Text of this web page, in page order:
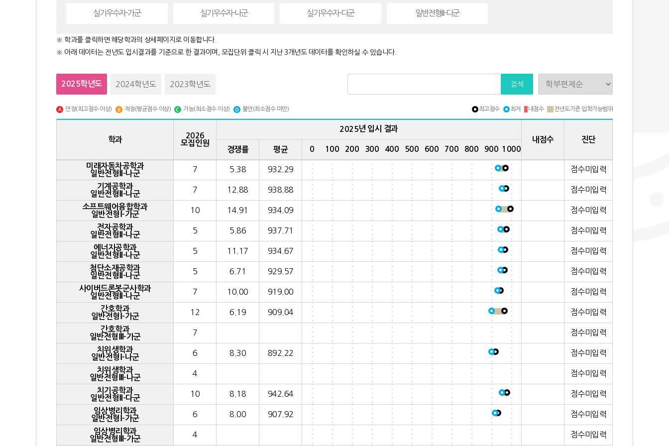
실기우수자-가군 실기우수자-나군 실기우수자-다군 일반전형Ⅱ-다군
※ 학과를 클릭하면 해당학과의 상세페이지로 이동합니다.
※ 아래 데이터는 전년도 입시결과를 기준으로 한 결과이며, 모집단위 클릭 시 지난 3개년도 데이터를 확인하실 수 있습니다.
2025학년도 2024학년도 2023학년도 검색
안정(최고점수 이상) 적정(평균점수 이상) 가능(최소점수 이상) 불안(최소점수 미만) 최고점수 최저 내점수 전년도기준 입학가능범위
학과
2026
모집인원
2025년 입시 결과
내점수
진단
경쟁률
평균 0 100 200 300 400 500 600 700 800 900 1000
미래자동차공학과
일반전형Ⅱ-나군
7 5.38 932.29 점수미입력
기계공학과
일반전형Ⅱ-나군
7 12.88 938.88 점수미입력
소프트웨어융합학과
일반전형Ⅰ-가군
10 14.91 934.09 점수미입력
전자공학과
일반전형Ⅱ-나군
5 5.86 937.71 점수미입력
에너지공학과
일반전형Ⅱ-나군
5 11.17 934.67 점수미입력
첨단소재공학과
일반전형Ⅱ-나군
5 6.71 929.57 점수미입력
사이버드론봇군사학과
일반전형Ⅱ-나군
7 10.00 919.00 점수미입력
간호학과
일반전형Ⅰ-가군
12 6.19 909.04 점수미입력
간호학과
일반전형Ⅲ-가군
7 점수미입력
치위생학과
일반전형Ⅰ-나군
6 8.30 892.22 점수미입력
치위생학과
일반전형Ⅲ-나군
4 점수미입력
치기공학과
일반전형Ⅱ-다군
10 8.18 942.64 점수미입력
임상병리학과
일반전형Ⅰ-가군
6 8.00 907.92 점수미입력
임상병리학과
일반전형Ⅲ-가군
4 점수미입력